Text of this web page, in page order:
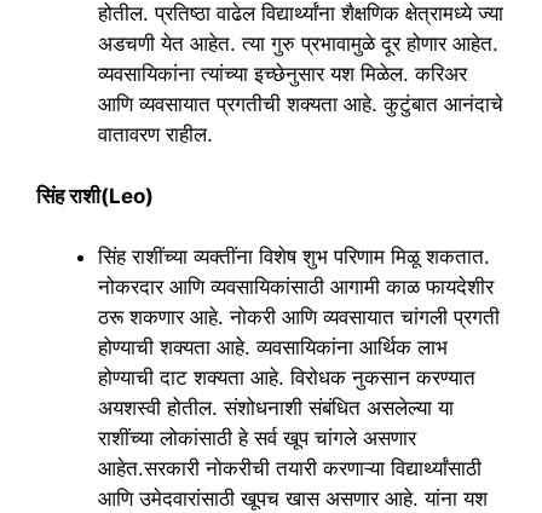
होतील. प्रतिष्ठा वाढेल विद्यार्थ्यांना शैक्षणिक क्षेत्रामध्ये ज्या
अडचणी येत आहेत. त्या गुरु प्रभावामुळे दूर होणार आहेत.
व्यवसायिकांना त्यांच्या इच्छेनुसार यश मिळेल. करिअर
आणि व्यवसायात प्रगतीची शक्यता आहे. कुटुंबात आनंदाचे
वातावरण राहील.
सिंह राशी(Leo)
सिंह राशींच्या व्यक्तींना विशेष शुभ परिणाम मिळू शकतात.
नोकरदार आणि व्यवसायिकांसाठी आगामी काळ फायदेशीर
ठरू शकणार आहे. नोकरी आणि व्यवसायात चांगली प्रगती
होण्याची शक्यता आहे. व्यवसायिकांना आर्थिक लाभ
होण्याची दाट शक्यता आहे. विरोधक नुकसान करण्यात
अयशस्वी होतील. संशोधनाशी संबंधित असलेल्या या
राशींच्या लोकांसाठी हे सर्व खूप चांगले असणार
आहेत.सरकारी नोकरीची तयारी करणाऱ्या विद्यार्थ्यांसाठी
आणि उमेदवारांसाठी खूपच खास असणार आहे. यांना यश